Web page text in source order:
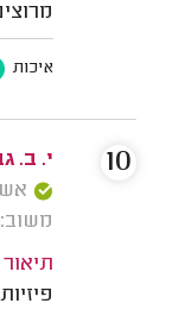
איכות
י. ב.
אשרור:
משוב: 20/08/2024
10